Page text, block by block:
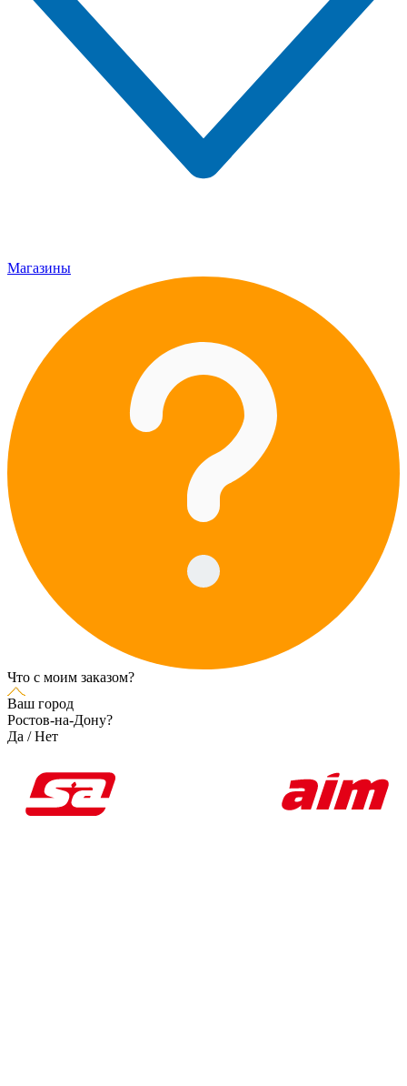
Магазины
Что с моим заказом?
Ваш город
Ростов-на-Дону?
Да /Нет